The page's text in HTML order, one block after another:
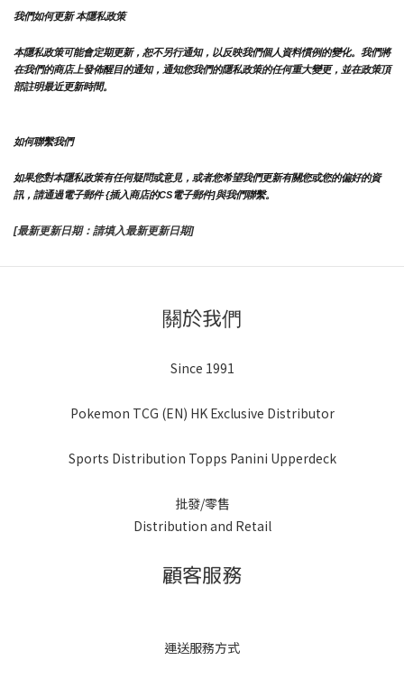
我們如何更新 本隱私政策
本隱私政策可能會定期更新，恕不另行通知，以反映我們個人資料慣例的變化。我們將
在我們的商店上發佈醒目的通知，通知您我們的隱私政策的任何重大變更，並在政策頂
部註明最近更新時間。
如何聯繫我們
如果您對本隱私政策有任何疑問或意見，或者您希望我們更新有關您或您的偏好的資
訊，請通過電子郵件 {插入商店的CS電子郵件]與我們聯繫。
[最新更新日期：請填入最新更新日期]
關於我們
Since 1991
Pokemon TCG (EN) HK Exclusive Distributor
Sports Distribution Topps Panini Upperdeck
批發/零售
Distribution and Retail
顧客服務
運送服務方式